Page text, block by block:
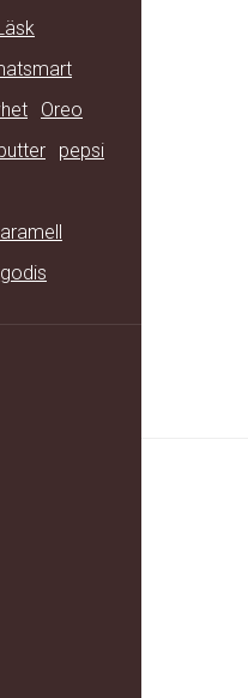
Oreo
pepsi